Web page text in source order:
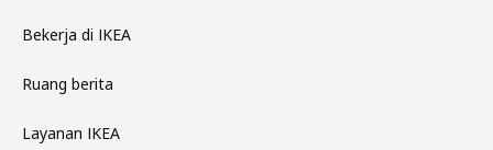
Bekerja di IKEA
Ruang berita
Layanan IKEA